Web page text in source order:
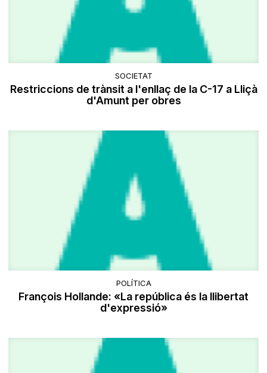
SOCIETAT
Restriccions de trànsit a l'enllaç de la C-17 a Lliçà
d'Amunt per obres
POLÍTICA
François Hollande: «La república és la llibertat
d'expressió»